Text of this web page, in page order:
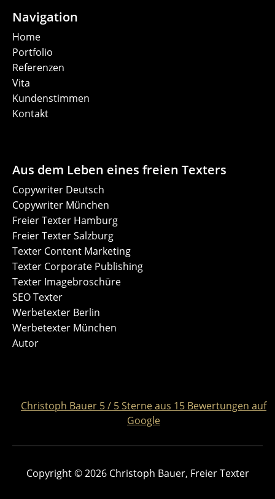
Navigation
Home
Portfolio
Referenzen
Vita
Kundenstimmen
Kontakt
Aus dem Leben eines freien Texters
Copywriter Deutsch
Copywriter München
Freier Texter Hamburg
Freier Texter Salzburg
Texter Content Marketing
Texter Corporate Publishing
Texter Imagebroschüre
SEO Texter
Werbetexter Berlin
Werbetexter München
Autor
Christoph Bauer 5/ 5Sterne aus 15 Bewertungen auf
Google
Copyright © 2026 Christoph Bauer, Freier Texter